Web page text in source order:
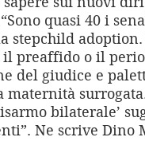
quasi 40 i
stepchild
preaffido o il
del giudice e
bilaterale’
Ne scrive Dino